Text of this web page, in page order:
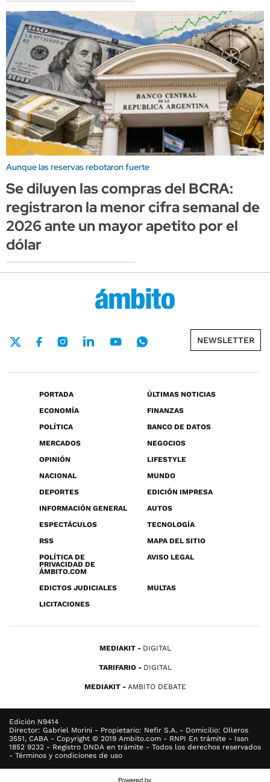
Aunque las reservas rebotaron fuerte
Se diluyen las compras del BCRA:
registraron la menor cifra semanal de
2026 ante un mayor apetito por el
dólar
NEWSLETTER
PORTADA
ÚLTIMAS NOTICIAS
ECONOMÍA
FINANZAS
POLÍTICA
BANCO DE DATOS
MERCADOS
NEGOCIOS
OPINIÓN
LIFESTYLE
NACIONAL
MUNDO
DEPORTES
EDICIÓN IMPRESA
INFORMACIÓN GENERAL
AUTOS
ESPECTÁCULOS
TECNOLOGÍA
RSS
MAPA DEL SITIO
POLÍTICA DE
PRIVACIDAD DE
ÁMBITO.COM
AVISO LEGAL
EDICTOS JUDICIALES
MULTAS
LICITACIONES
MEDIAKIT DIGITAL
TARIFARIO DIGITAL
MEDIAKIT AMBITO DEBATE
Edición N9414
Director: Gabriel Morini - Propietario: Nefir S.A. - Domicilio: Olleros
3551, CABA - Copyright © 2019 Ambito.com - RNPI En trámite - Issn
1852 9232 - Registro DNDA en trámite - Todos los derechos reservados
- Términos y condiciones de uso